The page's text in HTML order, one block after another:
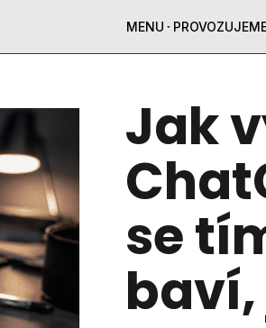
MENU
Jak
se